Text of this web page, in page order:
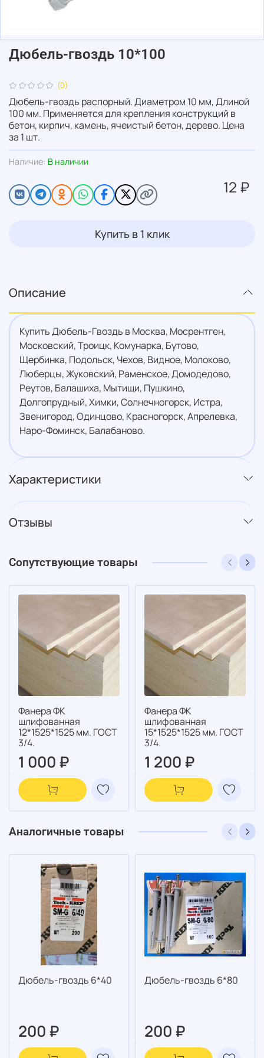
(0)
Наличие: В наличии
Дюбель-гвоздь 10*100
12 ₽
Купить в 1 клик
Дюбель-гвоздь распорный. Диаметром 10 мм, Длиной
100 мм. Применяется для крепления конструкций в
бетон, кирпич, камень, ячеистый бетон, дерево. Цена
за 1 шт.
Описание
Купить Дюбель-Гвоздь в Москва, Мосрентген,
Московский, Троицк, Комунарка, Бутово,
Щербинка, Подольск, Чехов, Видное, Молоково,
Люберцы, Жуковский, Раменское, Домодедово,
Реутов, Балашиха, Мытищи, Пушкино,
Долгопрудный, Химки, Солнечногорск, Истра,
Звенигород, Одинцово, Красногорск, Апрелевка,
Наро-Фоминск, Балабаново.
Характеристики
Отзывы
Сопутствующие товары
Фанера ФК
шлифованная
12*1525*1525 мм. ГОСТ
3/4.
1 000 ₽
Фанера ФК
шлифованная
15*1525*1525 мм. ГОСТ
3/4.
1 200 ₽
Аналогичные товары
Дюбель-гвоздь 6*40
200 ₽
Дюбель-гвоздь 6*80
200 ₽